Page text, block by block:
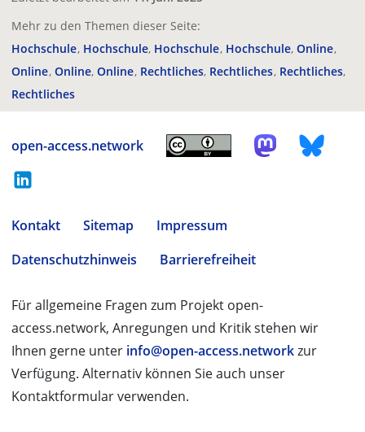
Mehr zu den Themen dieser Seite:
Hochschule Hochschule Hochschule Hochschule Online
Online Online Online Rechtliches Rechtliches Rechtliches
Rechtliches
open-access.network
Kontakt Sitemap
Impressum
Datenschutzhinweis
Barrierefreiheit
Für allgemeine Fragen zum Projekt open-
access.network, Anregungen und Kritik stehen wir
Ihnen gerne unter info@open-access.networkzur
Verfügung. Alternativ können Sie auch unser
Kontaktformular verwenden.